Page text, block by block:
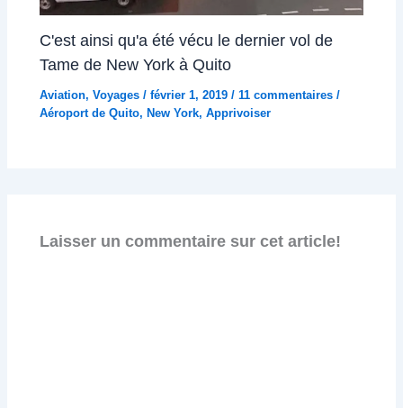
C'est ainsi qu'a été vécu le dernier vol de
Tame de New York à Quito
Aviation,Voyages /février 1, 2019/11 commentaires /
Aéroport de Quito, New York,Apprivoiser
Laisser un commentaire sur cet article!